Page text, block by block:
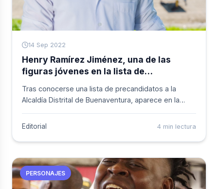
14 Sep 2022
Henry Ramírez Jiménez, una de las
figuras jóvenes en la lista de
Buenaventura
Tras conocerse una lista de precandidatos a la
Alcaldía Distrital de Buenaventura, aparece en la
supuesto candidato al primer cargo del Distrito.
Editorial 4 min lectura
PERSONAJES